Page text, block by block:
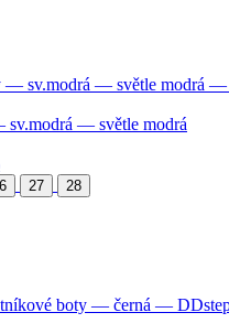
— světle modrá
27
28